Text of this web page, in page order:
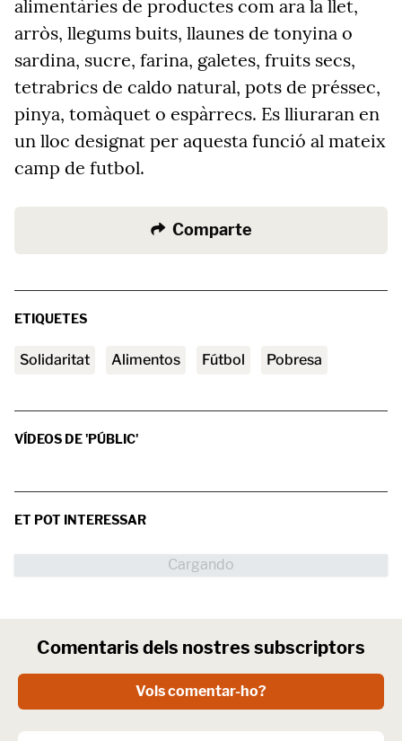
alimentàries de productes com ara la llet,
arròs, llegums buits, llaunes de tonyina o
sardina, sucre, farina, galetes, fruits secs,
tetrabrics de caldo natural, pots de préssec,
pinya, tomàquet o espàrrecs. Es lliuraran en
un lloc designat per aquesta funció al mateix
camp de futbol.
Comparte
ETIQUETES
solidaritat alimentos Fútbol pobresa
VÍDEOS DE 'PÚBLIC'
ET POT INTERESSAR
Comentaris dels nostres subscriptors
Vols comentar-ho?